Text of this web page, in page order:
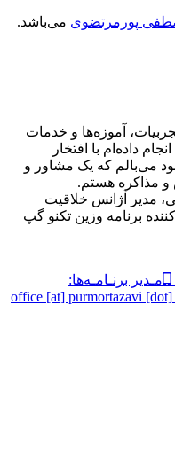
پورمرتضوی می‌باشد.
آموزه‌ها و خدمات
داده‌ام با افتخار
می‌بالم که یک مشاور و
و مذاکره هستم.
مدیر آژانس خلاقیت
برنامه وزین تکنو گپ
مـدیر برنـامـه‌ها:
پست الکترونیک: office [at] purmortazavi [dot]